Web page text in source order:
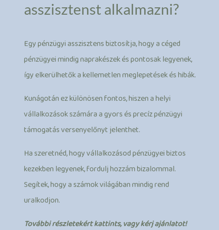
asszisztenst alkalmazni?
Egy pénzügyi asszisztens biztosítja, hogy a céged
pénzügyei mindig naprakészek és pontosak legyenek,
így elkerülhetők a kellemetlen meglepetések és hibák.
Kunágotán ez különösen fontos, hiszen a helyi
vállalkozások számára a gyors és precíz pénzügyi
támogatás versenyelőnyt jelenthet.
Ha szeretnéd, hogy vállalkozásod pénzügyei biztos
kezekben legyenek, fordulj hozzám bizalommal.
Segítek, hogy a számok világában mindig rend
uralkodjon.
További részletekért kattints, vagy kérj ajánlatot!